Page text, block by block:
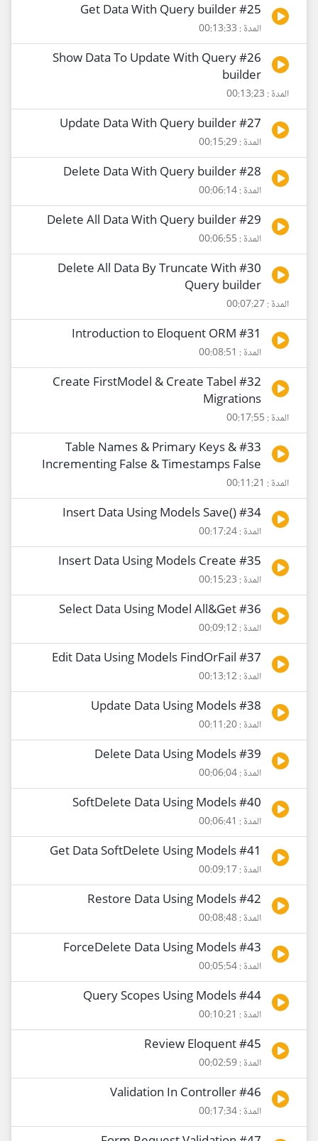
#25 Get Data With Query builder
المدة : 00:13:33
#26 Show Data To Update With Query
builder
المدة : 00:13:23
#27 Update Data With Query builder
المدة : 00:15:29
#28 Delete Data With Query builder
المدة : 00:06:14
#29 Delete All Data With Query builder
المدة : 00:06:55
#30 Delete All Data By Truncate With
Query builder
المدة : 00:07:27
#31 Introduction to Eloquent ORM
المدة : 00:08:51
#32 Create FirstModel & Create Tabel
Migrations
المدة : 00:17:55
#33 Table Names & Primary Keys &
Incrementing False & Timestamps False
المدة : 00:11:21
#34 ()Insert Data Using Models Save
المدة : 00:17:24
#35 Insert Data Using Models Create
المدة : 00:15:23
#36 Select Data Using Model All&Get
المدة : 00:09:12
#37 Edit Data Using Models FindOrFail
المدة : 00:13:12
#38 Update Data Using Models
المدة : 00:11:20
#39 Delete Data Using Models
المدة : 00:06:04
#40 SoftDelete Data Using Models
المدة : 00:06:41
#41 Get Data SoftDelete Using Models
المدة : 00:09:17
#42 Restore Data Using Models
المدة : 00:08:48
#43 ForceDelete Data Using Models
المدة : 00:05:54
#44 Query Scopes Using Models
المدة : 00:10:21
#45 Review Eloquent
المدة : 00:02:59
#46 Validation In Controller
المدة : 00:17:34